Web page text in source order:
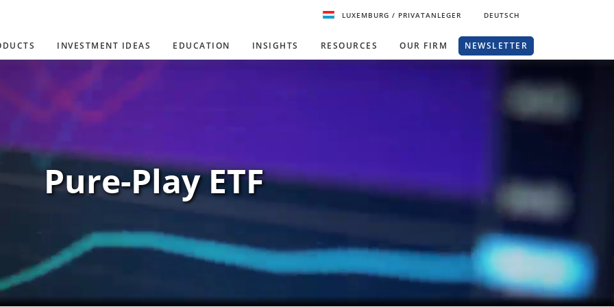
LUXEMBURG/ PRIVATANLEGER DEUTSCH
INVESTMENT IDEAS EDUCATION INSIGHTS RESOURCES OUR FIRM NEWSLETTER
Pure-Play ETF